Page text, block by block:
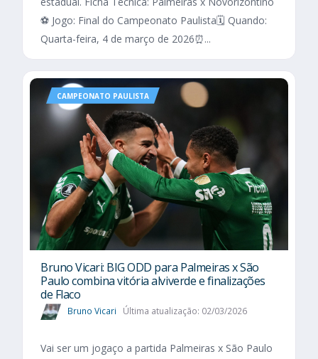
⚽ Jogo: Final do Campeonato Paulista🗓️ Quando:
Quarta-feira, 4 de março de 2026⏰...
CAMPEONATO PAULISTA
Bruno Vicari: BIG ODD para Palmeiras x São
Paulo combina vitória alviverde e finalizações
de Flaco
Bruno Vicari Última atualização: 02/03/2026
Vai ser um jogaço a partida Palmeiras x São Paulo